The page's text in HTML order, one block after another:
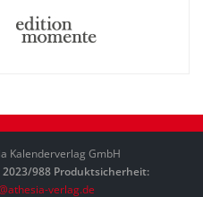
Kalenderverlag GmbH
988 Produktsicherheit:
verlag.de